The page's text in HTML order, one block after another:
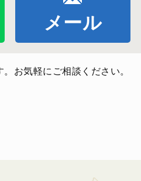
メール
お気軽にご相談ください。